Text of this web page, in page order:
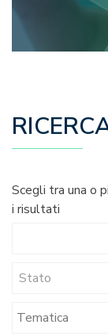
Scegli tra una o
i risultati
Stato